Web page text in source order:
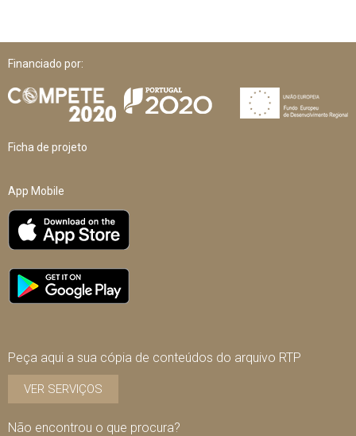
Financiado por:
Ficha de projeto
App Mobile
Peça aqui a sua cópia de conteúdos do arquivo RTP
VER SERVIÇOS
Não encontrou o que procura?